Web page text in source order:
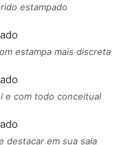
estampado
estampa mais discreta
e com todo conceitual
destacar em sua sala